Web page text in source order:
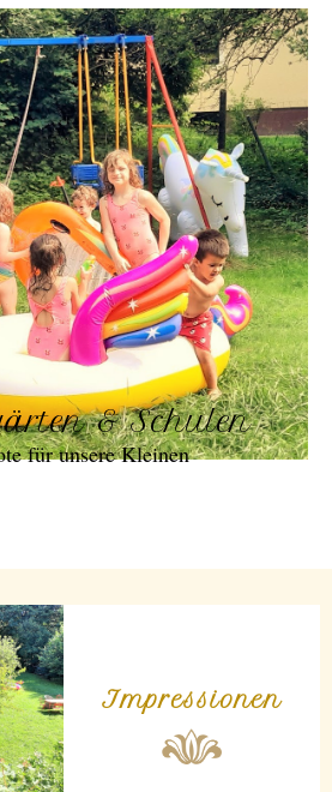
& Schulen
für unsere Kleinen
Impressionen